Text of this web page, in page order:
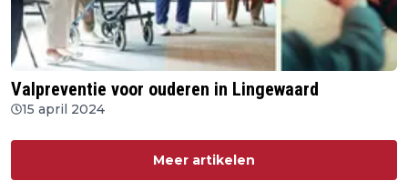
Valpreventie voor ouderen in Lingewaard
15 april 2024
Meer artikelen